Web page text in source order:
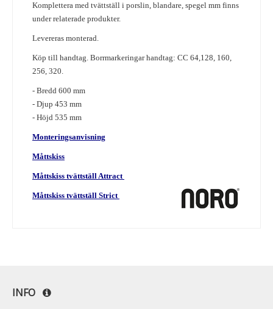
Komplettera med tvättställ i porslin, blandare, spegel mm finns
under relaterade produkter.
Levereras monterad.
Köp till handtag. Borrmarkeringar handtag: CC 64,128, 160,
256, 320.
- Bredd 600 mm
- Djup 453 mm
- Höjd 535 mm
Monteringsanvisning
Måttskiss
Måttskiss tvättställ Attract
Måttskiss tvättställ Strict
INFO